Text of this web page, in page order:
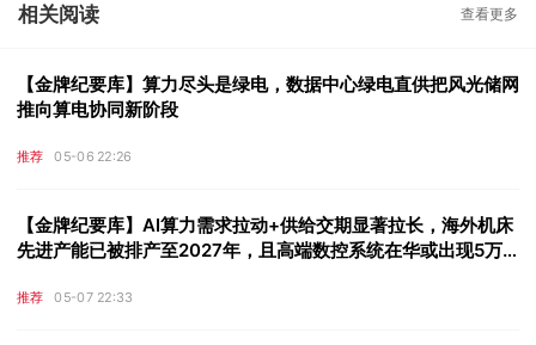
相关阅读 查看更多
【金牌纪要库】算力尽头是绿电，数据中心绿电直供把风光储网
推向算电协同新阶段
推荐 05-06 22:26
【金牌纪要库】AI算力需求拉动+供给交期显著拉长，海外机床
先进产能已被排产至2027年，且高端数控系统在华或出现5万
推荐 05-07 22:33